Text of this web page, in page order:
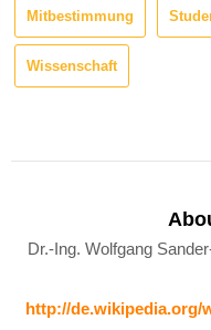
Mitbestimmung
Wissenschaft
Dr.-Ing. Wolfgang
http://de.wikipedia.org/